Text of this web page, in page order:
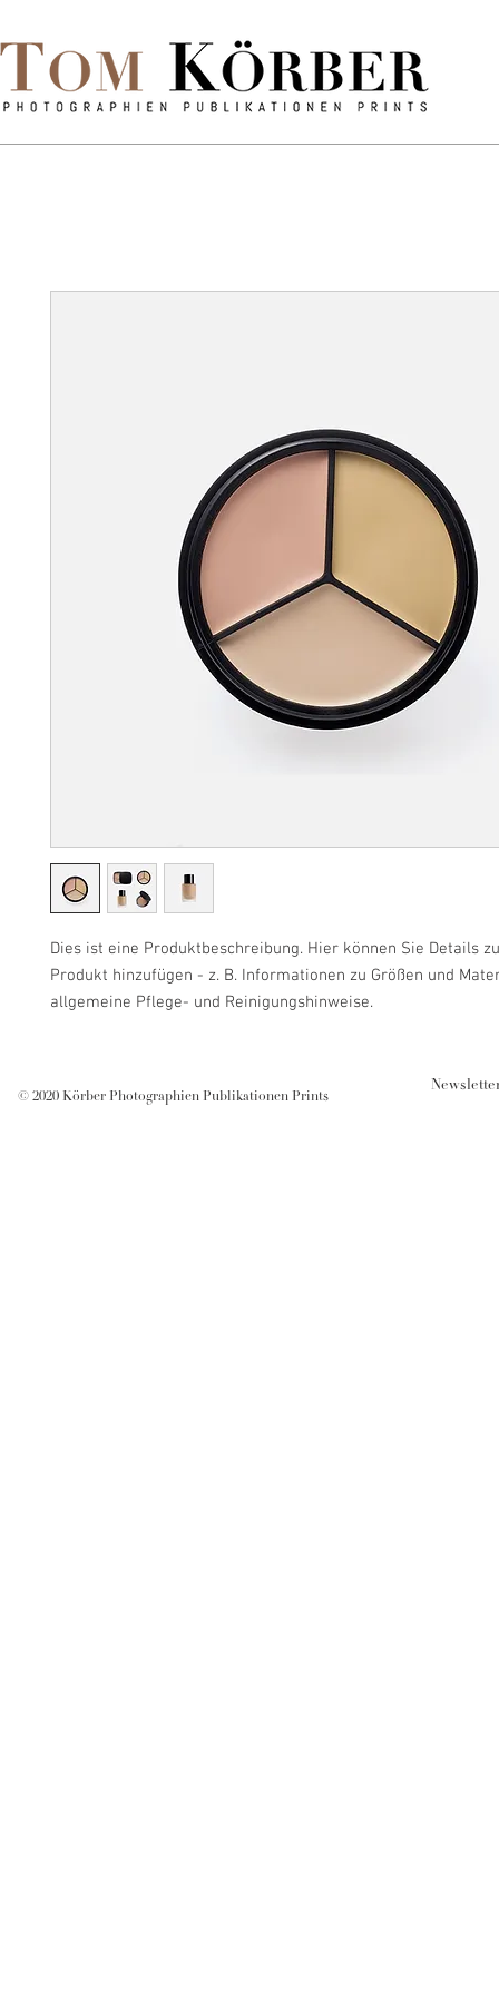
Dies ist eine Produktbeschreibung. Hier können Sie Details
Produkt hinzufügen - z. B. Informationen zu Größen und
allgemeine Pflege- und Reinigungshinweise.
© 2020 Körber Photographien Publikationen Prints